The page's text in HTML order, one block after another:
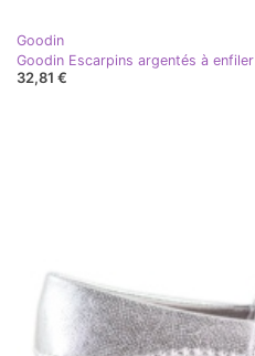
Goodin
Goodin Escarpins argentés à enfiler
32,81 €